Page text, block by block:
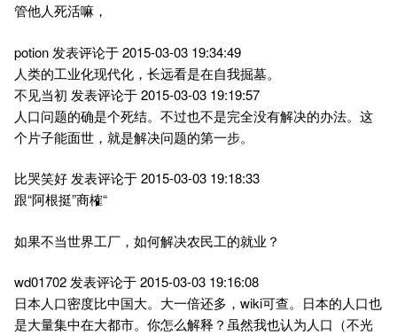
管他人死活嘛，
potion 发表评论于 2015-03-03 19:34:49
人类的工业化现代化，长远看是在自我掘墓。
不见当初 发表评论于 2015-03-03 19:19:57
人口问题的确是个死结。不过也不是完全没有解决的办法。这
个片子能面世，就是解决问题的第一步。
比哭笑好 发表评论于 2015-03-03 19:18:33
跟“阿根挺”商榷“
如果不当世界工厂，如何解决农民工的就业？
wd01702 发表评论于 2015-03-03 19:16:08
日本人口密度比中国大。大一倍还多，wiki可查。日本的人口也
是大量集中在大都市。你怎么解释？虽然我也认为人口（不光